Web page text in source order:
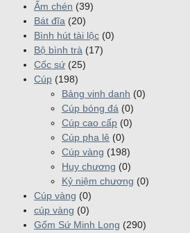
Ấm chén (39)
Bát đĩa (20)
Bình hút tài lộc (0)
Bộ bình trà (17)
Cốc sứ (25)
Cúp (198)
Bảng vinh danh (0)
Cúp bóng đá (0)
Cúp cao cấp (0)
Cúp pha lê (0)
Cúp vàng (198)
Huy chương (0)
Kỷ niệm chương (0)
Cúp vàng (0)
cúp vàng (0)
Gốm Sứ Minh Long (290)